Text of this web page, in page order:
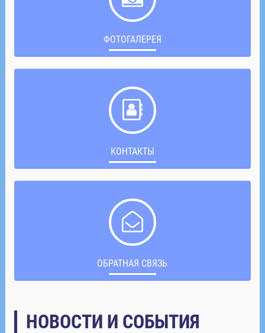
ФОТОГАЛЕРЕЯ
КОНТАКТЫ
ОБРАТНАЯ СВЯЗЬ
НОВОСТИ И СОБЫТИЯ